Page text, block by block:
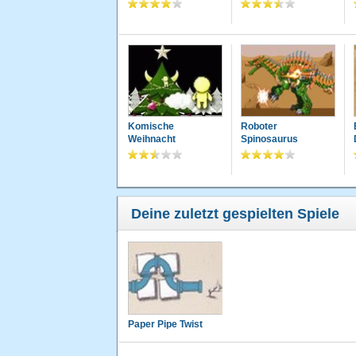
Komische
Weihnacht
Roboter
Spinosaurus
Deine zuletzt gespielten Spiele
Paper Pipe Twist